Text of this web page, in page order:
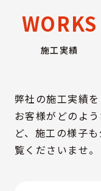
WORKS
施工実績
弊社の施工実績を
お客様がどのよ
ど、 施工の様子
覧くださいませ。